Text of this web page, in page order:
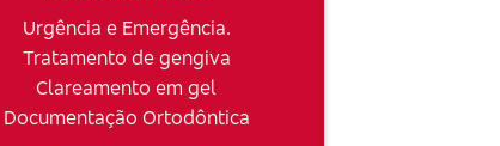
Urgência e Emergência.
Tratamento de gengiva
Clareamento em gel
Documentação Ortodôntica